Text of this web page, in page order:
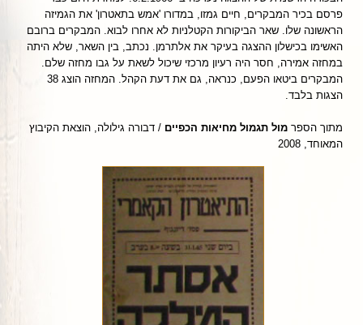
פרסם בכיר המבקרים, חיים גמזו, במדורו 'אמש בתאטרון' את הגמיזה
הראשונה שלו. שאר הביקורות הקטלניות לא אחרו לבוא. המבקרים ברובם
האשימו בכישלון ההצגה בעיקר את אלתרמן. נכתב, בין השאר, שלא היתה
במחזה אמירה, חסר היה רעיון מרכזי שיכול לשאת על גבו מחזה שלם.
המבקרים ביטאו הפעם, כנראה, גם את דעת הקהל. המחזה הוצג 38
הצגות בלבד.
מתוך הספר מול תגמול מחיאות הכפיים / דבורה גילולה, הוצאת הקיבוץ
המאוחד, 2008